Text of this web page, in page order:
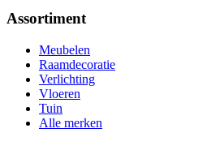
Assortiment
Meubelen
Raamdecoratie
Verlichting
Vloeren
Tuin
Alle merken